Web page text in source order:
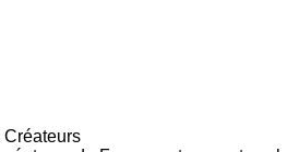
Créateurs